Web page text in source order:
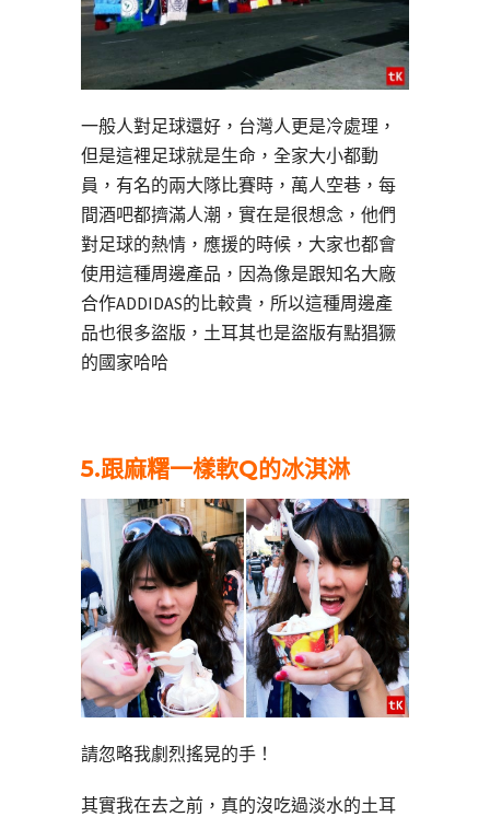
一般人對足球還好，台灣人更是冷處理，
但是這裡足球就是生命，全家大小都動
員，有名的兩大隊比賽時，萬人空巷，每
間酒吧都擠滿人潮，實在是很想念，他們
對足球的熱情，應援的時候，大家也都會
使用這種周邊產品，因為像是跟知名大廠
合作ADDIDAS的比較貴，所以這種周邊產
品也很多盜版，土耳其也是盜版有點猖獗
的國家哈哈
5.跟麻糬一樣軟Q的冰淇淋
請忽略我劇烈搖晃的手！
其實我在去之前，真的沒吃過淡水的土耳